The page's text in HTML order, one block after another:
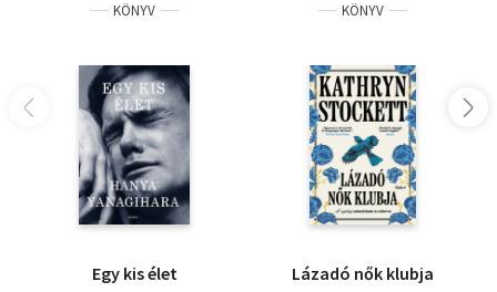
KÖNYV
Egy kis élet
KÖNYV
Lázadó nők klubja